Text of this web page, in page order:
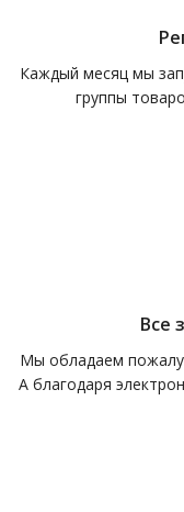
Каждый месяц мы
группы
Все
Мы обладаем
А благодаря